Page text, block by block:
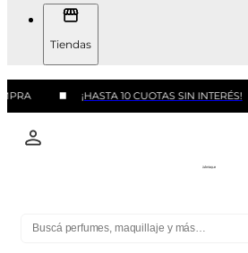
Tiendas
¡HASTA 10 CUOTAS SIN INTERÉS!